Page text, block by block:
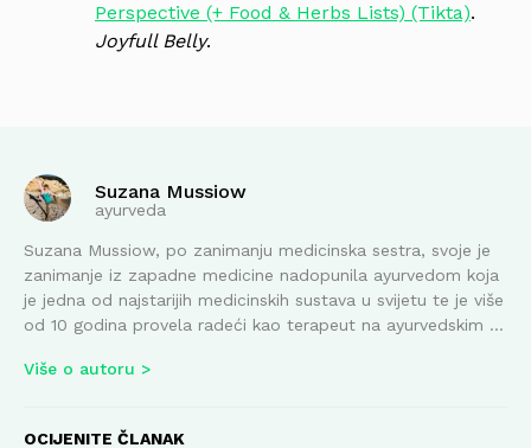
Perspective (+ Food & Herbs Lists) (Tikta).
Joyfull Belly.
Suzana Mussiow
ayurveda
Suzana Mussiow, po zanimanju medicinska sestra, svoje je
zanimanje iz zapadne medicine nadopunila ayurvedom koja
je jedna od najstarijih medicinskih sustava u svijetu te je više
od 10 godina provela radeći kao terapeut na ayurvedskim ...
Više o autoru
OCIJENITE ČLANAK